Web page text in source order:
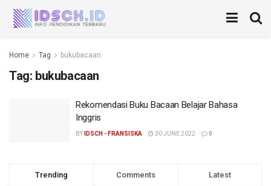
Home Tag bukubacaan
Tag: bukubacaan
Rekomendasi Buku Bacaan Belajar Bahasa
Inggris
BY IDSCH - FRANSISKA 30 JUNE 2022 0
Trending Comments Latest